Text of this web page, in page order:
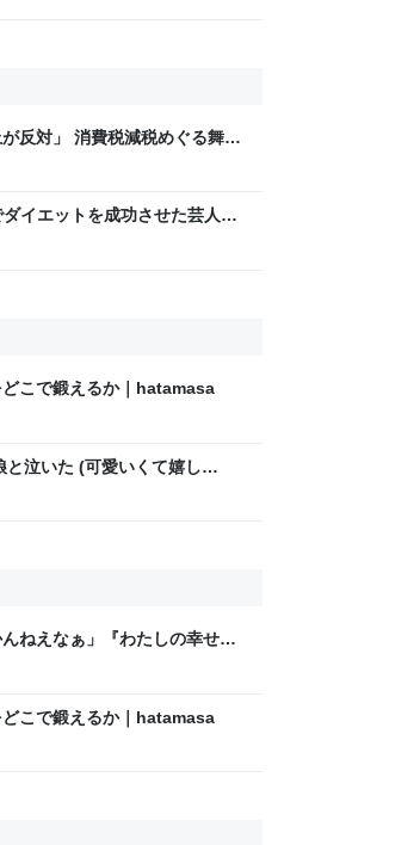
反対」 消費税減税めぐる舞台
ライト】｜FNNプライムオン
イエットを成功させた芸人を
ドに驚き | 日刊SPA!
こで鍛えるか｜hatamasa
と泣いた (可愛いくて嬉し
か、食卓にはお料理の虫除け
ねえなぁ」『わたしの幸せな
若者にヒットしているという
こで鍛えるか｜hatamasa